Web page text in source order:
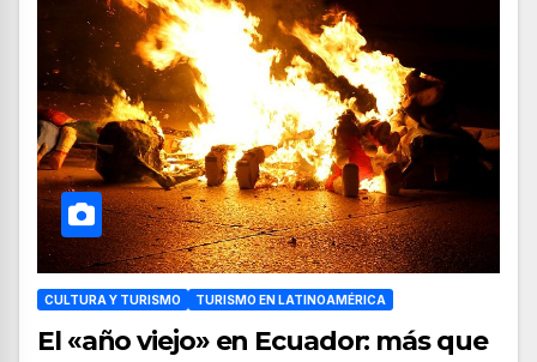
CULTURA Y TURISMO TURISMO EN LATINOAMÉRICA
El «año viejo» en Ecuador: más que